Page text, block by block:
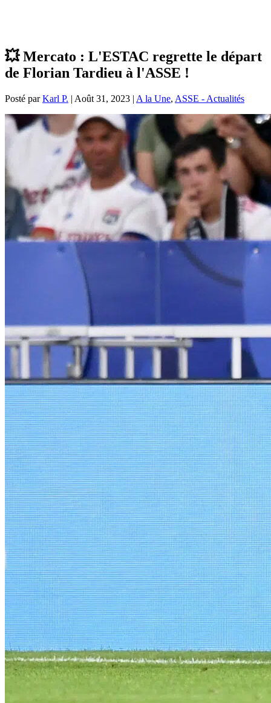
💥 Mercato : L'ESTAC regrette le départ
de Florian Tardieu à l'ASSE !
Posté parKarl P. | Août 31, 2023 | A la Une, ASSE - Actualités